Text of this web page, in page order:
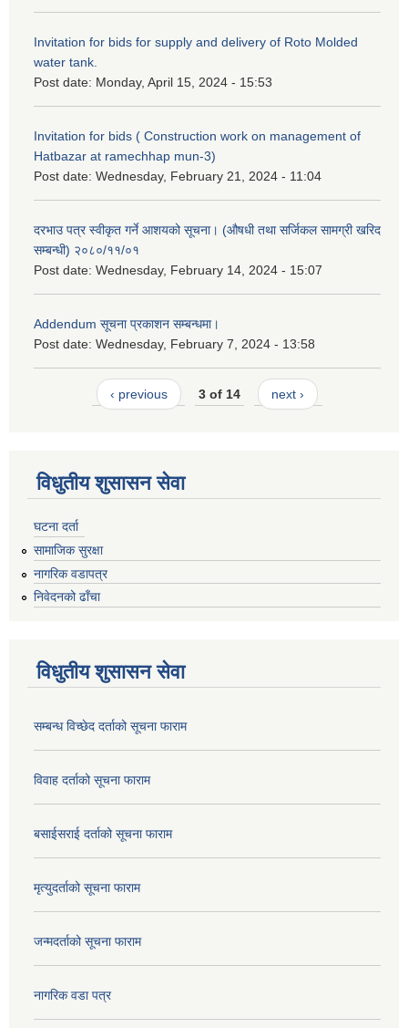
Invitation for bids for supply and delivery of Roto Molded
water tank.
Post date: Monday, April 15, 2024 - 15:53
Invitation for bids ( Construction work on management of
Hatbazar at ramechhap mun-3)
Post date: Wednesday, February 21, 2024 - 11:04
दरभाउ पत्र स्वीकृत गर्ने आशयको सूचना। (औषधी तथा सर्जिकल सामग्री खरिद
सम्बन्धी) २०८०/११/०१
Post date: Wednesday, February 14, 2024 - 15:07
Addendum सूचना प्रकाशन सम्बन्धमा।
Post date: Wednesday, February 7, 2024 - 13:58
‹ previous 3 of 14 next ›
विधुतीय शुसासन सेवा
घटना दर्ता
सामाजिक सुरक्षा
नागरिक वडापत्र
निवेदनको ढाँचा
विधुतीय शुसासन सेवा
सम्बन्ध विच्छेद दर्ताको सूचना फाराम
विवाह दर्ताको सूचना फाराम
बसाईसराई दर्ताको सूचना फाराम
मृत्युदर्ताको सूचना फाराम
जन्मदर्ताको सूचना फाराम
नागरिक वडा पत्र